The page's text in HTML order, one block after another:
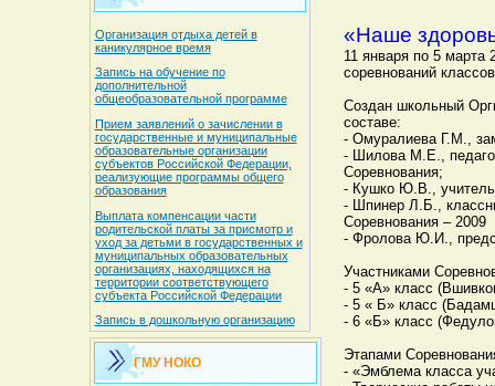
Организация отдыха детей в
каникулярное время
Запись на обучение по
дополнительной
общеобразовательной программе
Прием заявлений о зачислении в
государственные и муниципальные
образовательные организации
субъектов Российской Федерации,
реализующие программы общего
образования
Выплата компенсации части
родительской платы за присмотр и
уход за детьми в государственных и
муниципальных образовательных
организациях, находящихся на
территории соответствующего
субъекта Российской Федерации
Запись в дошкольную организацию
ГМУ НОКО
«Наше
11 января по 5 марта
соревнований
Создан школьный
составе:
- Омуралиева Г.М.,
- Шилова М.Е.,
Соревнования;
- Кушко Ю.В.,
- Шпинер Л.Б.,
Соревнования – 2009
- Фролова Ю.И.,
Участниками
- 5 «А» класс
- 5 « Б» класс
- 6 «Б» класс
Этапами
- «Эмблема класса